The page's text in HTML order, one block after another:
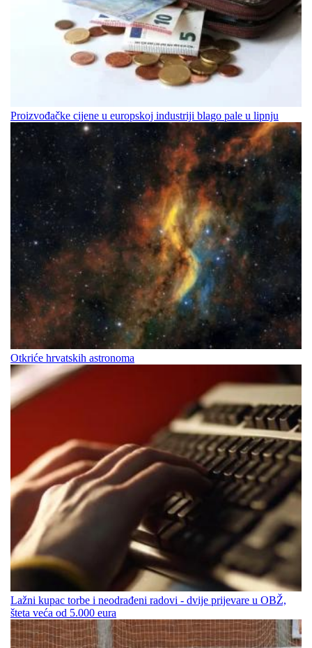
Proizvođačke cijene u europskoj industriji blago pale u lipnju
Otkriće hrvatskih astronoma
Lažni kupac torbe i neodrađeni radovi - dvije prijevare u OBŽ,
šteta veća od 5.000 eura